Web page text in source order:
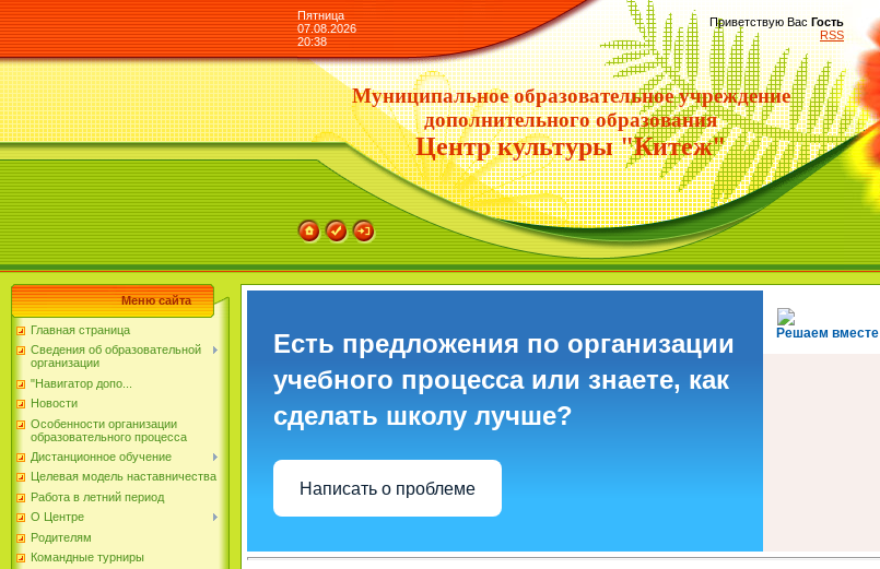
Пятница
07.08.2026
20:38
Приветствую Вас Гость
RSS
Муниципальное образовательное учреждение
дополнительного образования
Центр культуры "Китеж"
Меню сайта
Главная страница
Сведения об образовательной
организации
"Навигатор допо...
Новости
Особенности организации
образовательного процесса
Дистанционное обучение
Целевая модель наставничества
Работа в летний период
О Центре
Родителям
Командные турниры
Решаем вместе
Есть предложения по организации
учебного процесса или знаете, как
сделать школу лучше?
Написать о проблеме